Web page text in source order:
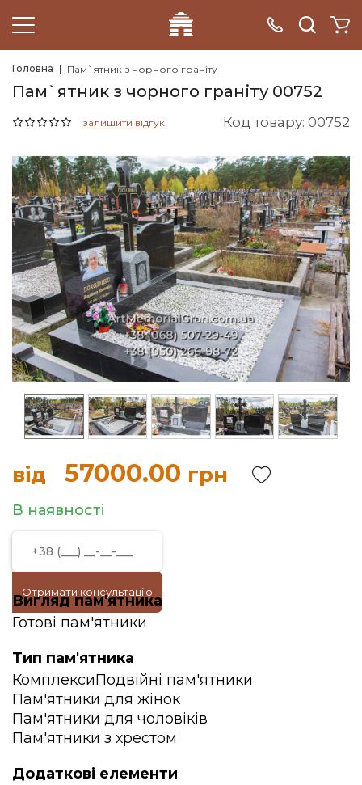
Головна Пам`ятник з чорного граніту
Пам`ятник з чорного граніту 00752
залишити відгук Код товару: 00752
від 57000.00 грн
В наявності
Отримати консультацію
Вигляд пам'ятника
Готові пам'ятники
Тип пам'ятника
КомплексиПодвійні пам'ятники
Пам'ятники для жінок
Пам'ятники для чоловіків
Пам'ятники з хрестом
Додаткові елементи